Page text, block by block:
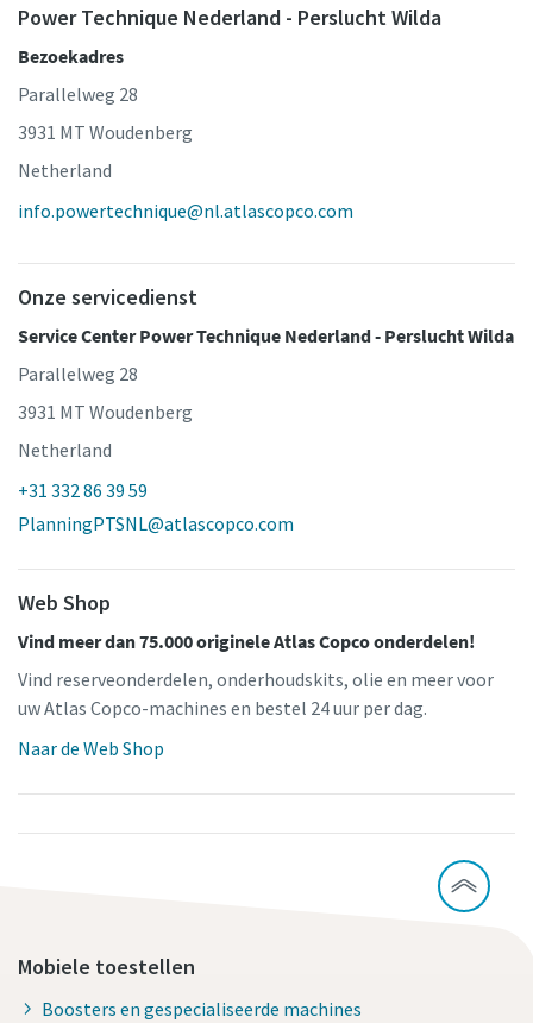
Power Technique Nederland - Perslucht Wilda
Bezoekadres
Parallelweg 28
3931 MT Woudenberg
Netherland
info.powertechnique@nl.atlascopco.com
Onze servicedienst
Service Center Power Technique Nederland - Perslucht Wilda
Parallelweg 28
3931 MT Woudenberg
Netherland
+31 332 86 39 59
PlanningPTSNL@atlascopco.com
Web Shop
Vind meer dan 75.000 originele Atlas Copco onderdelen!
Vind reserveonderdelen, onderhoudskits, olie en meer voor
uw Atlas Copco-machines en bestel 24 uur per dag.
Naar de Web Shop
Mobiele toestellen
Boosters en gespecialiseerde machines